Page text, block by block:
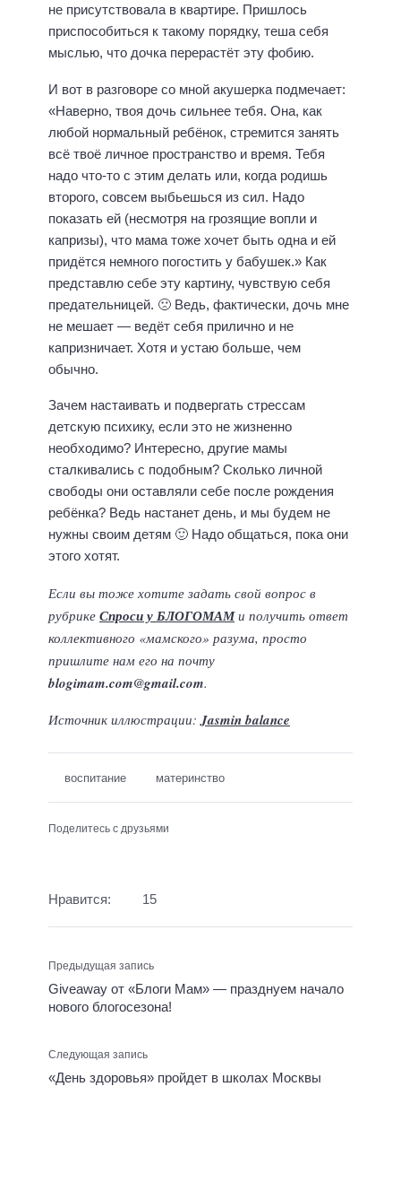
не присутствовала в квартире. Пришлось
приспособиться к такому порядку, теша себя
мыслью, что дочка перерастёт эту фобию.
И вот в разговоре со мной акушерка подмечает:
«Наверно, твоя дочь сильнее тебя. Она, как
любой нормальный ребёнок, стремится занять
всё твоё личное пространство и время. Тебя
надо что-то с этим делать или, когда родишь
второго, совсем выбьешься из сил. Надо
показать ей (несмотря на грозящие вопли и
капризы), что мама тоже хочет быть одна и ей
придётся немного погостить у бабушек.» Как
представлю себе эту картину, чувствую себя
предательницей. 🙁 Ведь, фактически, дочь мне
не мешает — ведёт себя прилично и не
капризничает. Хотя и устаю больше, чем
обычно.
Зачем настаивать и подвергать стрессам
детскую психику, если это не жизненно
необходимо? Интересно, другие мамы
сталкивались с подобным? Сколько личной
свободы они оставляли себе после рождения
ребёнка? Ведь настанет день, и мы будем не
нужны своим детям 🙂 Надо общаться, пока они
этого хотят.
Если вы тоже хотите задать свой вопрос в
рубрике Спроси у БЛОГОМАМи получить ответ
коллективного «мамского» разума, просто
пришлите нам его на почту
blogimam.com@gmail.com.
Источник иллюстрации:Jasmin balance
воспитание материнство
Поделитесь с друзьями
Нравится: 15
Предыдущая запись
Giveaway от «Блоги Мам» — празднуем начало
нового блогосезона!
Следующая запись
«День здоровья» пройдет в школах Москвы